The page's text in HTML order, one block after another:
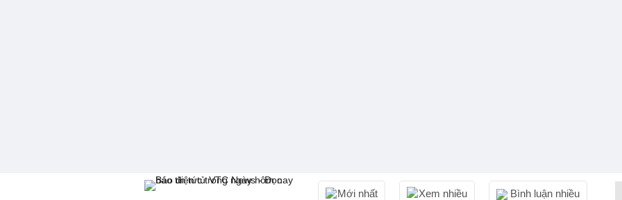
Mới nhất Xem nhiều Bình luận nhiều